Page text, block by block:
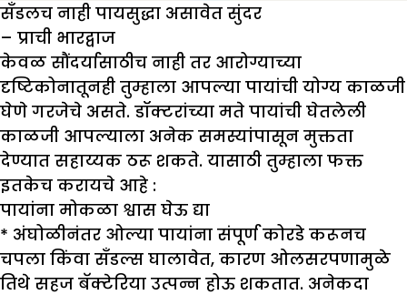
सँडलच नाही पायसुद्धा असावेत सुंदर
– प्राची भारद्वाज
केवळ सौंदर्यासाठीच नाही तर आरोग्याच्या
दृष्टिकोनातूनही तुम्हाला आपल्या पायांची योग्य काळजी
घेणे गरजेचे असते. डॉक्टरांच्या मते पायांची घेतलेली
काळजी आपल्याला अनेक समस्यांपासून मुक्तता
देण्यात सहाय्यक ठरू शकते. यासाठी तुम्हाला फक्त
इतकेच करायचे आहे :
पायांना मोकळा श्वास घेऊ द्या
* अंघोळीनंतर ओल्या पायांना संपूर्ण कोरडे करूनच
चपला किंवा सँडल्स घालावेत, कारण ओलसरपणामुळे
तिथे सहज बॅक्टेरिया उत्पन्न होऊ शकतात. अनेकदा